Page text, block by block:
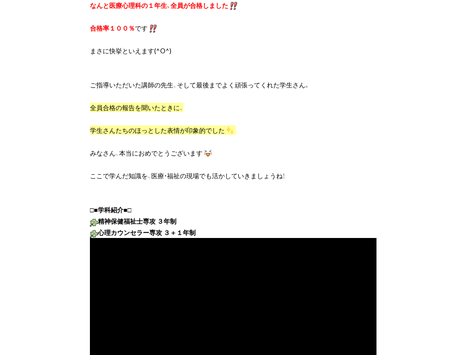
なんと医療心理科の１年生、全員が合格しました
合格率１００％です
まさに快挙といえます(^O^)
ご指導いただいた講師の先生、そして最後までよく頑張ってくれた学生さん。
全員合格の報告を聞いたときに、
学生さんたちのほっとした表情が印象的でした
みなさん、本当におめでとうございます
ここで学んだ知識を、医療・福祉の現場でも活かしていきましょうね！
□■学科紹介
精神保健福祉士専攻 ３年制
心理カウンセラー専攻 ３＋１年制